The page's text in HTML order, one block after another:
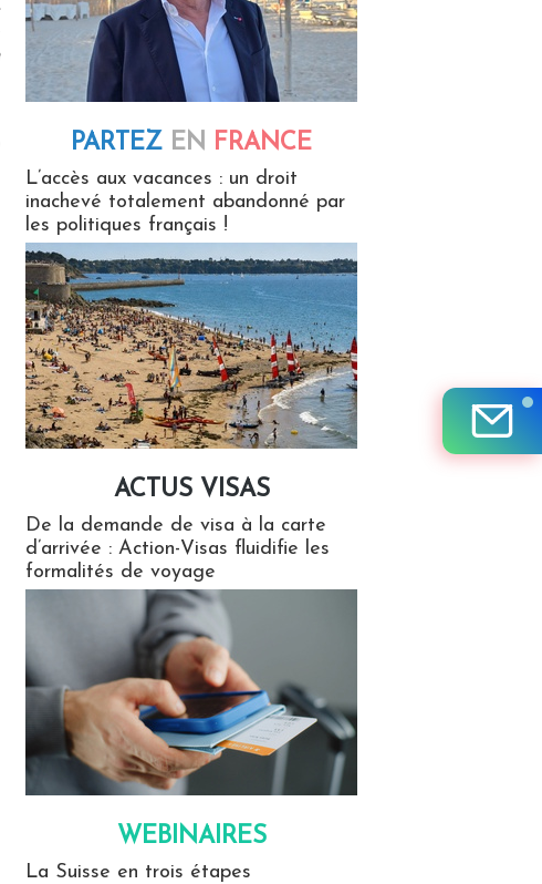
PARTEZ EN FRANCE
L’accès aux vacances : un droit
inachevé totalement abandonné par
les politiques français !
ACTUS VISAS
De la demande de visa à la carte
d’arrivée : Action-Visas fluidifie les
formalités de voyage
WEBINAIRES
La Suisse en trois étapes